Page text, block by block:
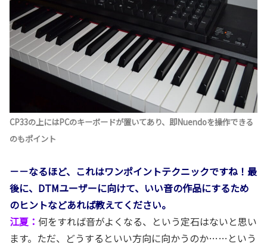
CP33の上にはPCのキーボードが置いてあり、即Nuendoを操作できる
のもポイント
－－なるほど、これはワンポイントテクニックですね！最
後に、DTMユーザーに向けて、いい音の作品にするため
のヒントなどあれば教えてください。
江夏： 何をすれば音がよくなる、という定石はないと思い
ます。ただ、どうするといい方向に向かうのか……という